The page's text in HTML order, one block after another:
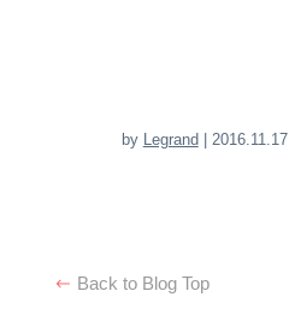
by Legrand | 2016.11.17
Back to Blog Top